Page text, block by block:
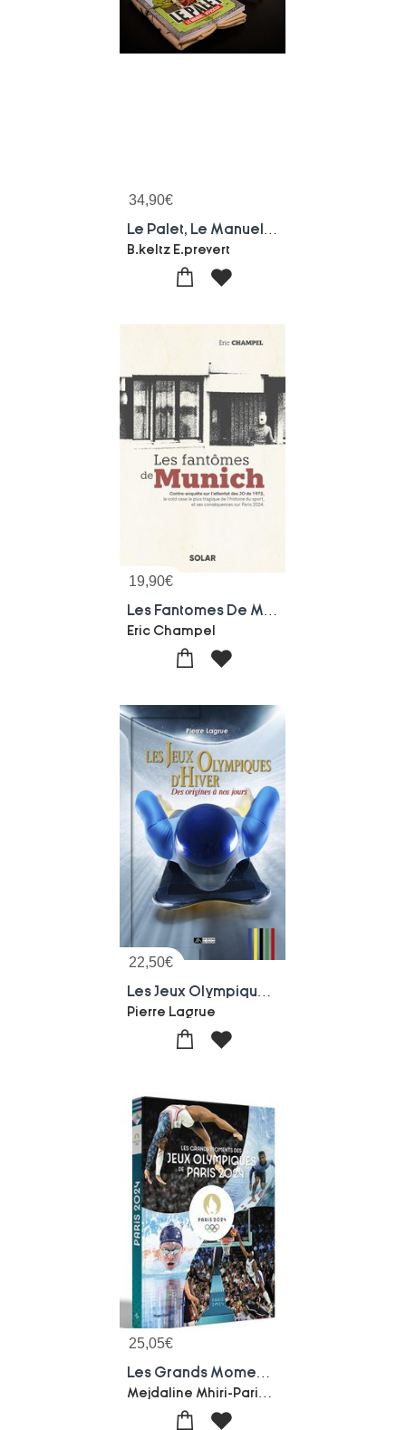
34,90€
B.keltz E.prevert
19,90€
Eric Champel
22,50€
Pierre Lagrue
25,05€